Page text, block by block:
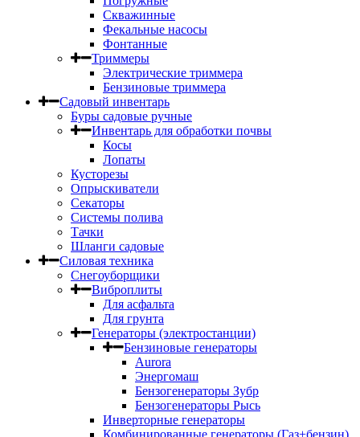
Скважинные
Фекальные насосы
Фонтанные
Триммеры
Электрические триммера
Бензиновые триммера
Садовый инвентарь
Буры садовые ручные
Инвентарь для обработки почвы
Косы
Лопаты
Кусторезы
Опрыскиватели
Секаторы
Системы полива
Тачки
Шланги садовые
Силовая техника
Снегоуборщики
Виброплиты
Для асфальта
Для грунта
Генераторы (электростанции)
Бензиновые генераторы
Aurora
Энергомаш
Бензогенераторы Зубр
Бензогенераторы Рысь
Инверторные генераторы
Комбинированные генераторы (Газ+бензин)